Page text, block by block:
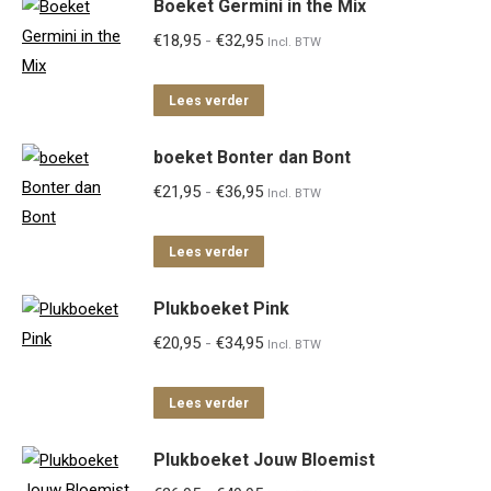
Boeket Germini in the Mix
€18,95 - €32,95Prijsklasse:
Incl. BTW
Lees verder
boeket Bonter dan Bont
€21,95 - €36,95Prijsklasse:
Incl. BTW
Lees verder
Plukboeket Pink
€20,95 - €34,95Prijsklasse:
Incl. BTW
Lees verder
Plukboeket Jouw Bloemist